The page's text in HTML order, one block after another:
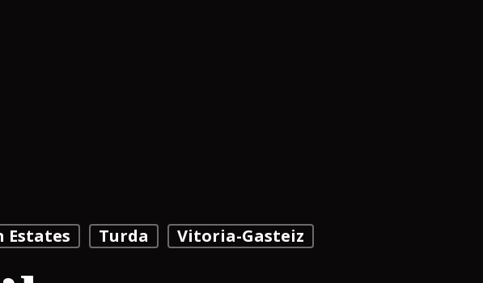
Estates Turda Vitoria-Gasteiz